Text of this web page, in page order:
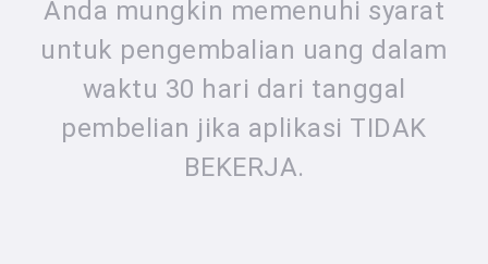
Anda mungkin memenuhi syarat
untuk pengembalian uang dalam
waktu 30 hari dari tanggal
pembelian jika aplikasi TIDAK
BEKERJA.